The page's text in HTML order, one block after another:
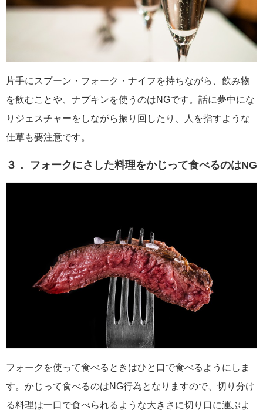
片手にスプーン・フォーク・ナイフを持ちながら、飲み物
を飲むことや、ナプキンを使うのはNGです。話に夢中にな
りジェスチャーをしながら振り回したり、人を指すような
仕草も要注意です。
３． フォークにさした料理をかじって食べるのはNG
フォークを使って食べるときはひと口で食べるようにしま
す。かじって食べるのはNG行為となりますので、切り分け
る料理は一口で食べられるような大きさに切り口に運ぶよ